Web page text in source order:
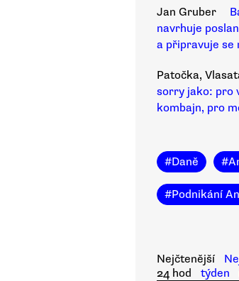
Jan Gruber
navrhuje
a připravuje se
Patočka,
sorry jako: pro
kombajn, pro
#Daně #
#Podnikání
Nejčtenější
24 hod
týden